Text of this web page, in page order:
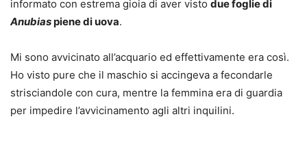
informato con estrema gioia di aver visto due foglie di
Anubiaspiene di uova.
Mi sono avvicinato all’acquario ed effettivamente era così.
Ho visto pure che il maschio si accingeva a fecondarle
strisciandole con cura, mentre la femmina era di guardia
per impedire l’avvicinamento agli altri inquilini.